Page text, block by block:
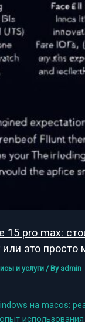
15 pro max:
это просто
и услуги / By admin